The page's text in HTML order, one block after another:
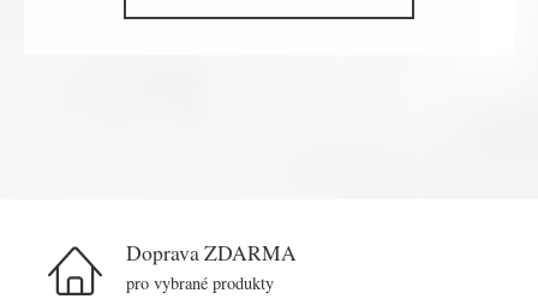
Doprava ZDARMA
pro vybrané produkty